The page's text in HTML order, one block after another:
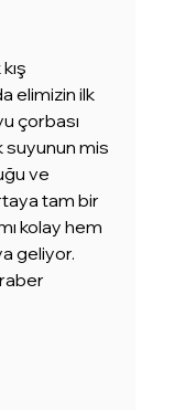
elimizin ilk
çorbası
suyunun mis
ve
tam bir
kolay hem
geliyor.